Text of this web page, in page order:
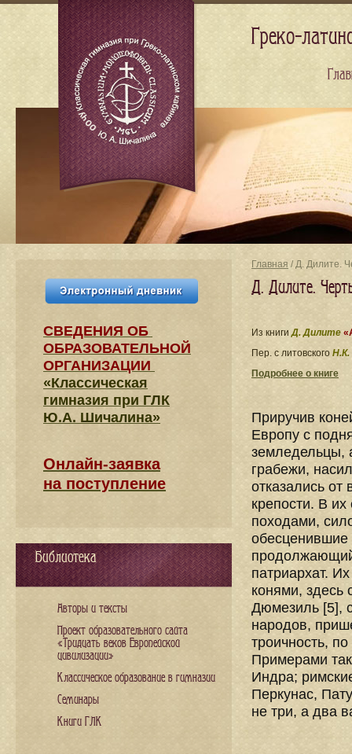
Главная / Д. Дилите.
Д. Дилите.
Из книгиД. Дилите
Пер. с литовского Н.К.
Подробнее о книге
Приручив
Европу с
земледельцы,
грабежи,
отказались
крепости. В
походами,
патриархат.
конями, здесь
Дюмезиль [5],
народов,
троичность,
Примерами
Индра;
Перкунас,
не три, а два
СВЕДЕНИЯ​ ОБ
ОБРАЗОВАТЕЛЬНОЙ
ОРГАНИЗАЦИИ
«Классическая
гимназия при ГЛК
Ю.А. Шичалина»
Онлайн-заявка
на поступление
Библиотека
Авторы и тексты
Проект образовательного сайта
«Тридцать веков Европейской
цивилизации»
Классическое образование в гимназии
Семинары
Книги ГЛК
Греко-